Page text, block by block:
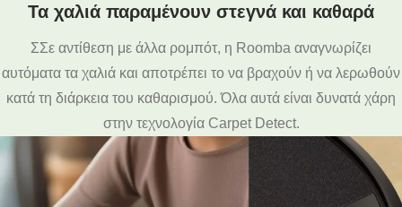
Τα χαλιά παραμένουν στεγνά και καθαρά
ΣΣε αντίθεση με άλλα ρομπότ, η Roomba αναγνωρίζει
αυτόματα τα χαλιά και αποτρέπει το να βραχούν ή να λερωθούν
κατά τη διάρκεια του καθαρισμού. Όλα αυτά είναι δυνατά χάρη
στην τεχνολογία Carpet Detect.